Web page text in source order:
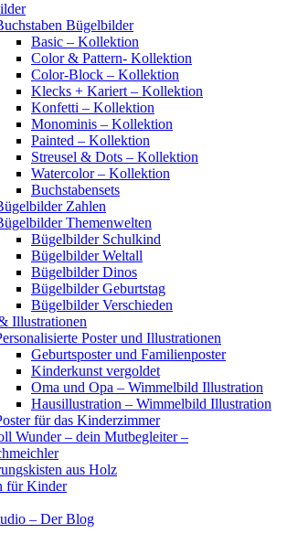
Bügelbilder
Basic – Kollektion
Color & Pattern- Kollektion
Color-Block – Kollektion
Klecks + Kariert – Kollektion
Konfetti – Kollektion
Monominis – Kollektion
Painted – Kollektion
Streusel & Dots – Kollektion
Watercolor – Kollektion
Buchstabensets
Zahlen
Themenwelten
Bügelbilder Schulkind
Bügelbilder Weltall
Bügelbilder Dinos
Bügelbilder Geburtstag
Bügelbilder Verschieden
Illustrationen
Poster und Illustrationen
Geburtsposter und Familienposter
Kinderkunst vergoldet
Oma und Opa – Wimmelbild Illustration
Hausillustration – Wimmelbild Illustration
für das Kinderzimmer
Wunder – dein Mutbegleiter –
aus Holz
für Kinder
– Der Blog